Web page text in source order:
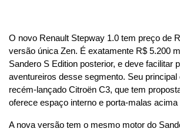
O novo Renault Stepway 1.0 tem preço de
versão única Zen. É exatamente R$ 5.200
Sandero S Edition posterior, e deve facilitar
aventureiros desse segmento. Seu principal
recém-lançado Citroën C3, que tem
oferece espaço interno e porta-malas acima
A nova versão tem o mesmo motor do